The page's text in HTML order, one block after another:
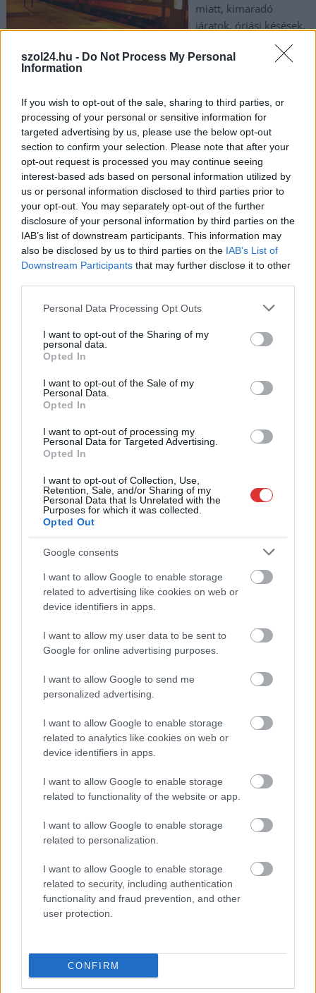
szol24.hu - Do Not Process My Personal
Information
If you wish to opt-out of the sale, sharing to third parties, or
processing of your personal or sensitive information for
targeted advertising by us, please use the below opt-out
section to confirm your selection. Please note that after your
opt-out request is processed you may continue seeing
interest-based ads based on personal information utilized by
us or personal information disclosed to third parties prior to
your opt-out. You may separately opt-out of the further
disclosure of your personal information by third parties on the
IAB’s list of downstream participants. This information may
also be disclosed by us to third parties on the IAB’s List of
Downstream Participants that may further disclose it to other
Please note that this website/app uses one or more Google
not limited to your visit or usage behaviour. You may click to
grant or deny consent to Google and its third-party tags to
use your data for below specified purposes in below Google
consent section.
Personal Data Processing Opt Outs
I want to opt-out of the Sharing of my
personal data.
Opted In
I want to opt-out of the Sale of my
Personal Data.
Opted In
I want to opt-out of processing my
Personal Data for Targeted Advertising.
Opted In
I want to opt-out of Collection, Use,
Retention, Sale, and/or Sharing of my
Personal Data that Is Unrelated with the
Purposes for which it was collected.
Opted Out
Google consents
I want to allow Google to enable storage
related to advertising like cookies on web or
device identifiers in apps.
I want to allow my user data to be sent to
Google for online advertising purposes.
I want to allow Google to send me
personalized advertising.
I want to allow Google to enable storage
related to analytics like cookies on web or
device identifiers in apps.
I want to allow Google to enable storage
related to functionality of the website or app.
I want to allow Google to enable storage
related to personalization.
I want to allow Google to enable storage
related to security, including authentication
functionality and fraud prevention, and other
user protection.
CONFIRM
miatt, kimaradó
járatok, óriási késések,
járműhiba, megint volt
minden.
JNSZ megyei hírek ceglédi, járatok,késés ,kimaradt,máv
tömegközlekedés , vasútvonal , vonat
Szolnok: ne aggódjon, ha nem tudja elolvasni a
buszjárat számát a táblán, mi sem látjuk
2024.09.01. Kiss Lajos
Nem tudni, ki a felelős
a megállókban
kinézetéért, de mesteri
alapon fehér
Gyakorlatilag mindenféle körülmények között, nappal és
sötétben is olvashatatlan.
TOVÁBB OLVASOM
Szolnok buszmegálló
tábla
Ismét gázolt a vonat a szolnoki vasútvonalon,
így megint kimaradtak, késtek, rövidültek a
járatok
Ha nincs technikai
gázolás, a MÁV-nak és
az utasoknak még
vasúti közlekedéssel. A
jelzett, az áldozat azonban mégis a szerelvény elé lépett,
esélyes, hogy nem véletlenül.
TOVÁBB OLVASOM
vasútvonal
Bejegyzés
navigáció
Régebbi bejegyzések